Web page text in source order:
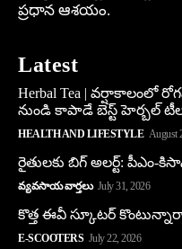
ప్రధాన ఆశయం.
Latest
Herbal Tea | వర్షాకాలంలో
నుండి కాపాడే బెస్ట్ హెర్బల్
HEALTH AND LIFESTYLE August
రైతులకు బిగ్ అలర్ట్: పీఎం-
వ్యవసాయ వార్తలు July 31, 2026
కొత్త ఈవీ స్కూట‌ర్
E-SCOOTERS July 22, 2026